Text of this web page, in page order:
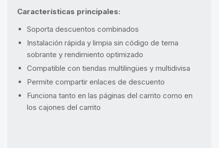
Características principales:
Soporta descuentos combinados
Instalación rápida y limpia sin código de tema
sobrante y rendimiento optimizado
Compatible con tiendas multilingües y multidivisa
Permite compartir enlaces de descuento
Funciona tanto en las páginas del carrito como en
los cajones del carrito